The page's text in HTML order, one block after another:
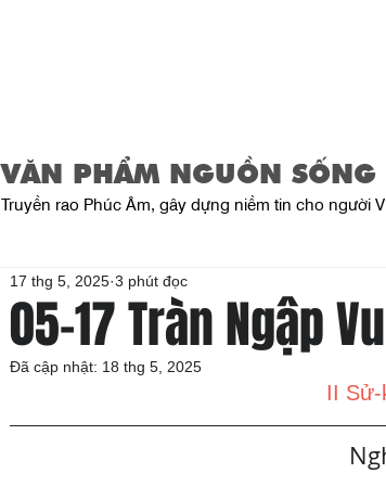
VĂN PHẨM NGUỒN SỐNG
Truyền rao Phúc Âm, gây dựng niềm tin cho người
05-17 Tràn Ngập
17 thg 5, 2025 3 phút đọc
Đã cập nhật: 18 thg 5, 2025
II Sử-